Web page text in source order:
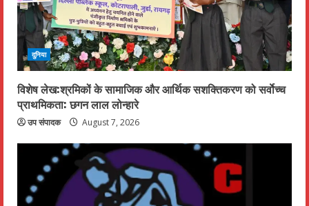
दुनिया
विशेष लेख:श्रमिकों के सामाजिक और आर्थिक सशक्तिकरण को सर्वाेच्च
प्राथमिकता: छगन लाल लोन्हारे
उप संपादक August 7, 2026